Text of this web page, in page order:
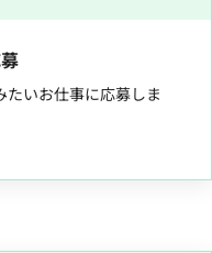
いお仕事に応募しま